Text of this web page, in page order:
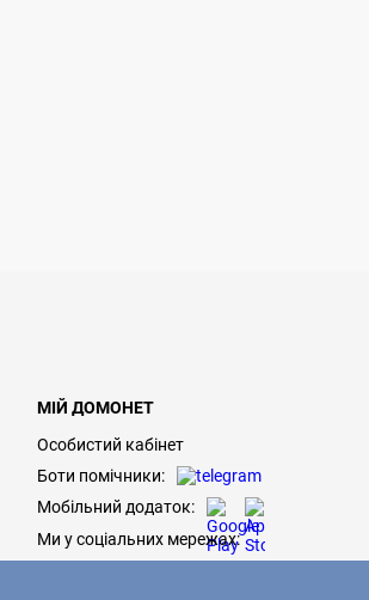
МІЙ ДОМОНЕТ
Особистий кабінет
Боти помічники:
Мобільний додаток:
Ми у соціальних мережах: